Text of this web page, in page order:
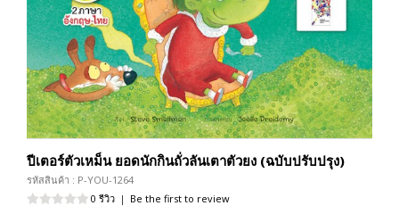
ปีเตอร์ตัวเหม็น ยอดนักกินถั่วลันเตาตัวยง (ฉบับปรับปรุง)
รหัสสินค้า : P-YOU-1264
0 รีวิว | Be the first to review